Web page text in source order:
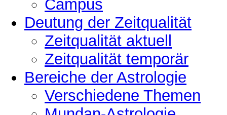
Campus
Deutung der Zeitqualität
Zeitqualität aktuell
Zeitqualität temporär
Bereiche der Astrologie
Verschiedene Themen